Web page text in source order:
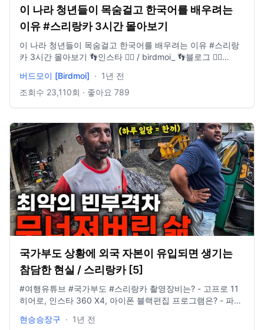
이 나라 청년들이 목숨걸고 한국어를 배우려는
이유 #스리랑카 3시간 몰아보기
이 나라 청년들이 목숨걸고 한국어를 배우려는 이유 #스리랑
카 3시간 몰아보기 👣인스타 👉🏻 / birdmoi_ 👣블로그 👉🏻
채널가입👉🏻 / @birdmoi [촬영 장비] 🎥Camera : Insta360
X3, Gopro12, Iphone14 pro, DJI neo 🎵Music provided by
버드모이 [Birdmoi] · 1년 전
조회수 23,110회 · 좋아요 789
국가부도 상황에 외국 자본이 유입되면 생기는
참담한 현실 / 스리랑카 [5]
#여행유튜브 #국가부도 #스리랑카 촬영장비는? - 고프로 11
히어로, 인스타 360 X4, 아이폰 블랙편집 프로그램은? - 파이
idclrlrlcks@naver.com
현승승장구 · 1년 전